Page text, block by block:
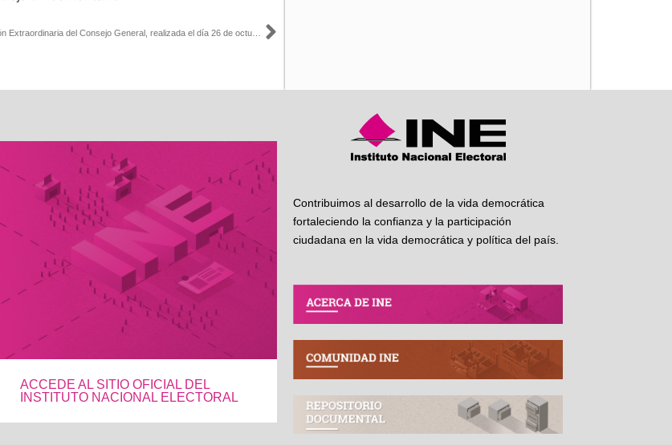
Siguiente
ACCEDE AL SITIO OFICIAL DEL
INSTITUTO NACIONAL ELECTORAL
Contribuimos al desarrollo de la vida democrática
fortaleciendo la confianza y la participación
ciudadana en la vida democrática y política del país.